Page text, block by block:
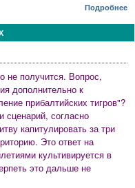
Подробнее
не получится. Вопрос,
дополнительно к
прибалтийских тигров"?
согласно
капитулировать за три
Это ответ на
культивируется в
это дальше не